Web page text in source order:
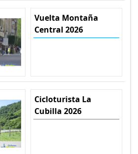
Vuelta Montaña
Central 2026
Cicloturista La
Cubilla 2026